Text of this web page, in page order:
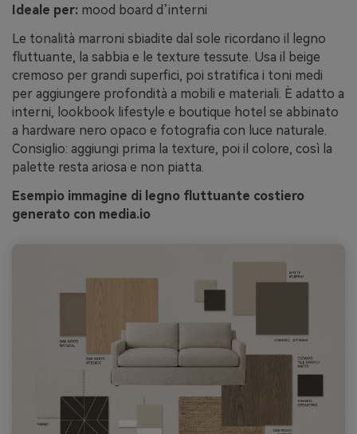
Ideale per: mood board d’interni
Le tonalità marroni sbiadite dal sole ricordano il legno
fluttuante, la sabbia e le texture tessute. Usa il beige
cremoso per grandi superfici, poi stratifica i toni medi
per aggiungere profondità a mobili e materiali. È adatto a
interni, lookbook lifestyle e boutique hotel se abbinato
a hardware nero opaco e fotografia con luce naturale.
Consiglio: aggiungi prima la texture, poi il colore, così la
palette resta ariosa e non piatta.
Esempio immagine di legno fluttuante costiero
generato con media.io